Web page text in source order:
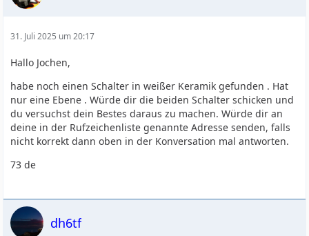
31. Juli 2025 um 20:17
Hallo Jochen,
habe noch einen Schalter in weißer Keramik gefunden . Hat
nur eine Ebene . Würde dir die beiden Schalter schicken und
du versuchst dein Bestes daraus zu machen. Würde dir an
deine in der Rufzeichenliste genannte Adresse senden, falls
nicht korrekt dann oben in der Konversation mal antworten.
73 de
dh6tf